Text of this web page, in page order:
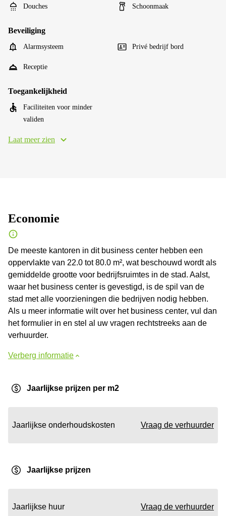
Douches Schoonmaak
Beveiliging
Alarmsysteem Privé bedrijf bord
Receptie
Toegankelijkheid
Faciliteiten voor minder
validen
Laat meer zien
Economie
De meeste kantoren in dit business center hebben een
oppervlakte van 22.0 tot 80.0 m², wat beschouwd wordt als
gemiddelde grootte voor bedrijfsruimtes in de stad. Aalst,
waar het business center is gevestigd, is de spil van de
stad met alle voorzieningen die bedrijven nodig hebben.
Als u meer informatie wilt over het business center, vul dan
het formulier in en stel al uw vragen rechtstreeks aan de
verhuurder.
Verberg informatie
Jaarlijkse prijzen per m2
Jaarlijkse onderhoudskosten Vraag de verhuurder
Jaarlijkse prijzen
Jaarlijkse huur Vraag de verhuurder